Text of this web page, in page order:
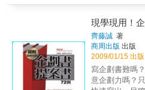
習，來自最挫
命另一種風光
受苦，我卻把
賜」「在機會
裡，堅持不變
別人」「對事
下以慈」「終
持人鄭弘儀聯
自己罩自己！
己的上班族，
資源界的行銷
只要你懂得經
懼職場裡的環
每個四十歲的
工作與十次轉
現學現用！
齊藤誠 著
商周出版 出版
2009/01/15 出版
寫企劃書難嗎
意企劃力嗎？